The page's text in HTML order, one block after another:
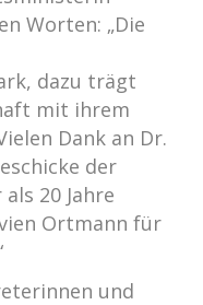
Worten: „Die
dazu trägt
mit ihrem
Dank an Dr.
der
20 Jahre
Ortmann für
und